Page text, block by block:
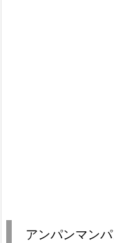
アンパンマン